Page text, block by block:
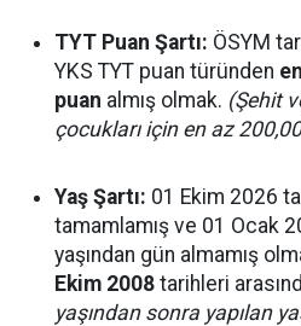
TYT Puan Şartı: ÖSYM
YKS TYT puan türünden
puan almış olmak. (Şehit
çocukları için en az
Yaş Şartı: 01 Ekim 2026
tamamlamış ve 01 Ocak
yaşından gün almamış
Ekim 2008 tarihleri
yaşından sonra yapılan